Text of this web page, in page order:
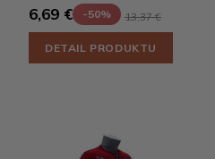
6,69 € -50% 13,37 €
DETAIL PRODUKTU